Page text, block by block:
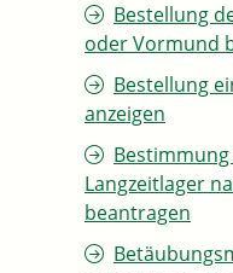
Bestellung
oder Vormund
Bestellung
anzeigen
Langzeitlager
beantragen